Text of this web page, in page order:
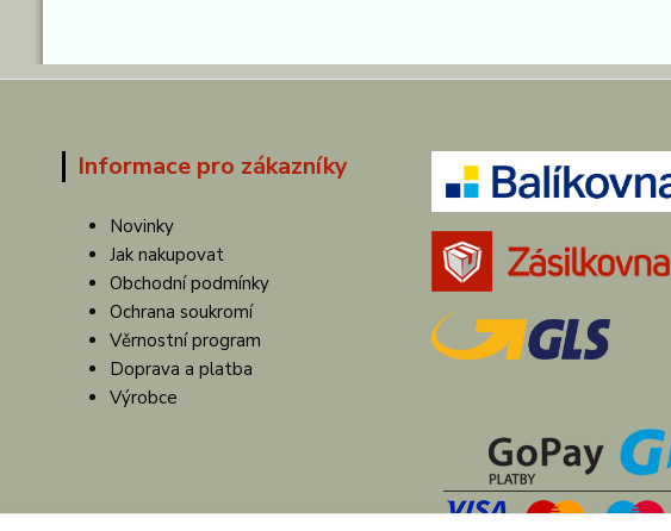
Informace pro zákazníky
Novinky
Jak nakupovat
Obchodní podmínky
Ochrana soukromí
Věrnostní program
Doprava a platba
Výrobce